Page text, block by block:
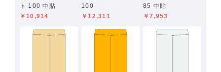
ト 100 中貼
￥10,914
100
￥12,311
85 中貼
￥7,953